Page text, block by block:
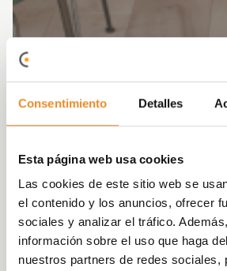
Consentimiento Detalles
Esta página web usa cookies
Las cookies de este sitio web se
el contenido y los anuncios, ofrecer
sociales y analizar el tráfico.
información sobre el uso que haga
nuestros partners de redes sociales,